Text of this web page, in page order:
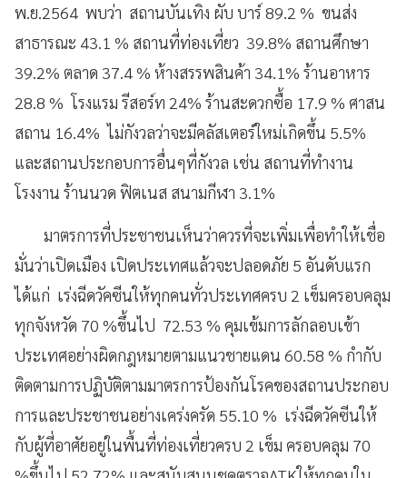
พ.ย.2564 พบว่า สถานบันเทิง ผับ บาร์ 89.2 % ขนส่ง
สาธารณะ 43.1 % สถานที่ท่องเที่ยว 39.8% สถานศึกษา
39.2% ตลาด 37.4 % ห้างสรรพสินค้า 34.1% ร้านอาหาร
28.8 % โรงแรม รีสอร์ท 24% ร้านสะดวกซื้อ 17.9 % ศาสน
สถาน 16.4% ไม่กังวลว่าจะมีคลัสเตอร์ใหม่เกิดขึ้น 5.5%
และสถานประกอบการอื่นๆที่กังวล เช่น สถานที่ทำงาน
โรงงาน ร้านนวด ฟิตเนส สนามกีฬา 3.1%
มาตรการที่ประชาชนเห็นว่าควรที่จะเพิ่มเพื่อทำให้เชื่อ
มั่นว่าเปิดเมือง เปิดประเทศแล้วจะปลอดภัย 5 อันดับแรก
ได้แก่ เร่งฉีดวัคซีนให้ทุกคนทั่วประเทศครบ 2 เข็มครอบคลุม
ทุกจังหวัด 70 %ขึ้นไป 72.53 % คุมเข้มการลักลอบเข้า
ประเทศอย่างผิดกฎหมายตามแนวชายแดน 60.58 % กำกับ
ติดตามการปฏิบัติตามมาตรการป้องกันโรคของสถานประกอบ
การและประชาชนอย่างเคร่งครัด 55.10 % เร่งฉีดวัคซีนให้
กับผู้ที่อาศัยอยู่ในพื้นที่ท่องเที่ยวครบ 2 เข็ม ครอบคลุม 70